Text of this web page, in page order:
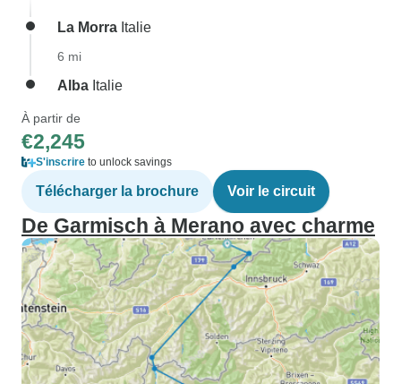
La Morra Italie
6 mi
Alba Italie
À partir de
€2,245
S'inscrire to unlock savings
Télécharger la brochure Voir le circuit
De Garmisch à Merano avec charme